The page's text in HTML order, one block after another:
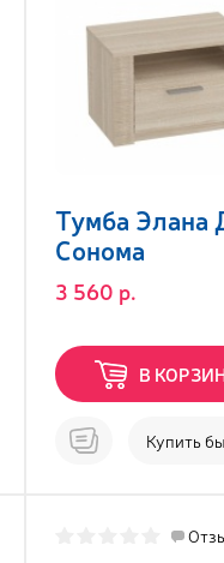
Тумба Элана
Сонома
3 560 р.
В
Купить